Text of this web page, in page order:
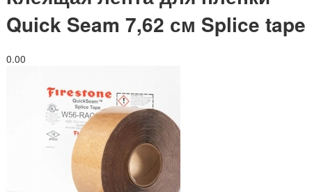
Quick Seam 7,62 см Splice tape
0.00